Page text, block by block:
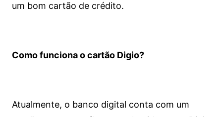
um bom cartão de crédito.
Como funciona o cartão Digio?
Atualmente, o banco digital conta com um